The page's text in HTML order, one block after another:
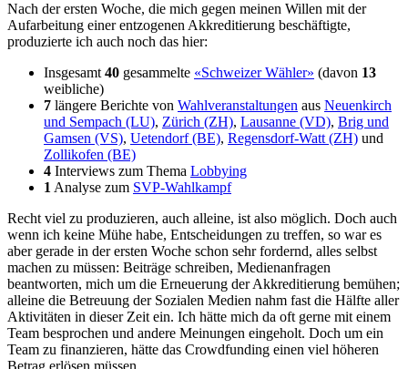
Nach der ersten Woche, die mich gegen meinen Willen mit der
Aufarbeitung einer entzogenen Akkreditierung beschäftigte,
produzierte ich auch noch das hier:
Insgesamt 40 gesammelte «Schweizer Wähler» (davon 13
weibliche)
7 längere Berichte von Wahlveranstaltungen aus Neuenkirch
und Sempach (LU), Zürich (ZH), Lausanne (VD), Brig und
Gamsen (VS), Uetendorf (BE), Regensdorf-Watt (ZH) und
Zollikofen (BE)
4 Interviews zum Thema Lobbying
1 Analyse zum SVP-Wahlkampf
Recht viel zu produzieren, auch alleine, ist also möglich. Doch auch
wenn ich keine Mühe habe, Entscheidungen zu treffen, so war es
aber gerade in der ersten Woche schon sehr fordernd, alles selbst
machen zu müssen: Beiträge schreiben, Medienanfragen
beantworten, mich um die Erneuerung der Akkreditierung bemühen;
alleine die Betreuung der Sozialen Medien nahm fast die Hälfte aller
Aktivitäten in dieser Zeit ein. Ich hätte mich da oft gerne mit einem
Team besprochen und andere Meinungen eingeholt. Doch um ein
Team zu finanzieren, hätte das Crowdfunding einen viel höheren